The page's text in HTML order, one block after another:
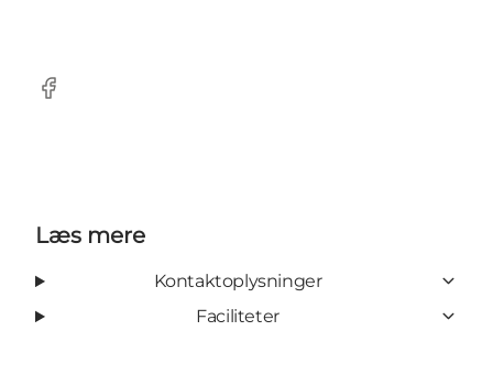
Facebook
Læs mere
Kontaktoplysninger
Faciliteter